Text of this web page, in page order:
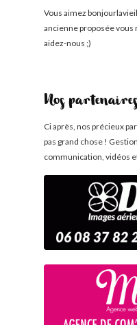
Vous aimez
ancienne proposée vous
aidez-nous ;)
Nos partenaires
Ci après, nos précieux
pas grand chose !
communication, vidéos